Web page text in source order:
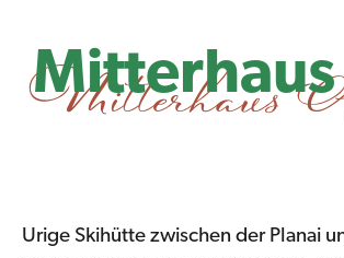
Mitterhaus
Urige Skihütte zwischen der Planai